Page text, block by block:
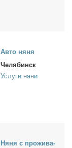
Ав­то ня­ня
Челябинск
Услуги няни
Ня­ня с про­жи­ва­